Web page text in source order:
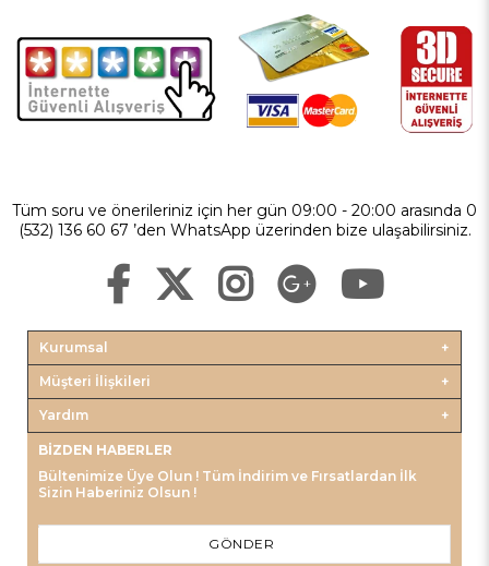
Tüm soru ve önerileriniz için her gün 09:00 - 20:00 arasında 0
(532) 136 60 67 ’den WhatsApp üzerinden bize ulaşabilirsiniz.
Kurumsal
Müşteri İlişkileri
Yardım
BIZDEN HABERLER
Bültenimize Üye Olun ! Tüm İndirim ve Fırsatlardan İlk
Sizin Haberiniz Olsun !
GÖNDER